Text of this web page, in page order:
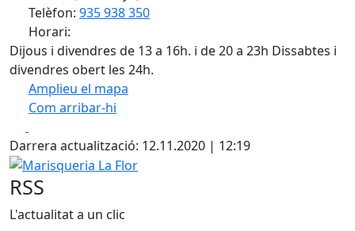
Telèfon: 935 938 350
Horari:
Dijous i divendres de 13 a 16h. i de 20 a 23h Dissabtes i
divendres obert les 24h.
Amplieu el mapa
Com arribar-hi
+
−
Darrera actualització: 12.11.2020 | 12:19
Marisqueria La Flor
RSS
L'actualitat a un clic